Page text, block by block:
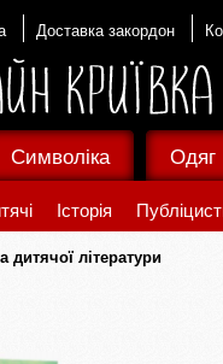
Доставка закордон
Історія
Символіка Одяг
дитячої літератури